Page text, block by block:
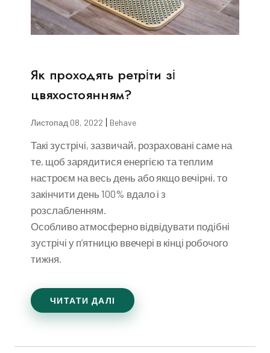
Як проходять ретріти зі
цвяхостоянням?
Листопад 08, 2022 Behave
Такі зустрічі, зазвичай, розраховані саме на
те, щоб зарядитися енергією та теплим
настроєм на весь день або якщо вечірні, то
закінчити день 100% вдало і з
розслабленням.
Особливо атмосферно відвідувати подібні
зустрічі у п’ятницю ввечері в кінці робочого
тижня.
ЧИТАТИ ДАЛІ